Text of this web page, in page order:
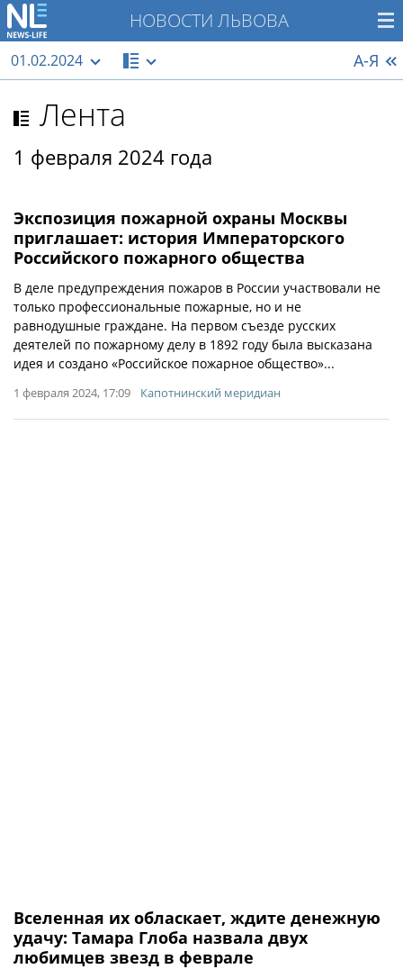
НОВОСТИ ЛЬВОВА
01.02.2024 А-Я
Лента
1 февраля 2024 года
Экспозиция пожарной охраны Москвы
приглашает: история Императорского
Российского пожарного общества
В деле предупреждения пожаров в России участвовали не
только профессиональные пожарные, но и не
равнодушные граждане. На первом съезде русских
деятелей по пожарному делу в 1892 году была высказана
идея и создано «Российское пожарное общество»...
1 февраля 2024, 17:09 Капотнинский меридиан
Вселенная их обласкает, ждите денежную
удачу: Тамара Глоба назвала двух
любимцев звезд в феврале